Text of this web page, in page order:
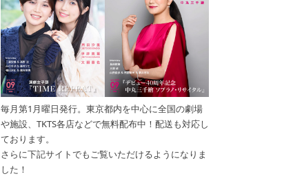
毎月第1月曜日発行。東京都内を中心に全国の劇場
や施設、TKTS各店などで無料配布中！配送も対応し
ております。
さらに下記サイトでもご覧いただけるようになりま
した！